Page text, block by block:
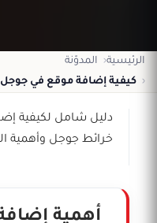
الرئيسية
المدوّنة
كيفية إضافة موقع في جوجل
دليل شامل لكيفية
خرائط جوجل وأهمية
أهمية